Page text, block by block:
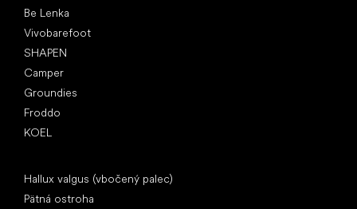
Be Lenka
Vivobarefoot
SHAPEN
Camper
Groundies
Froddo
KOEL
Hallux valgus (vbočený palec)
Pätná ostroha